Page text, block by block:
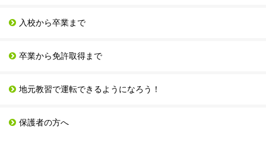
入校から卒業まで
卒業から免許取得まで
地元教習で運転できるようになろう！
保護者の方へ